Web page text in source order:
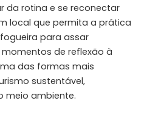
da rotina e se reconectar
local que permita a prática
para assar
de reflexão à
das formas mais
sustentável,
meio ambiente.